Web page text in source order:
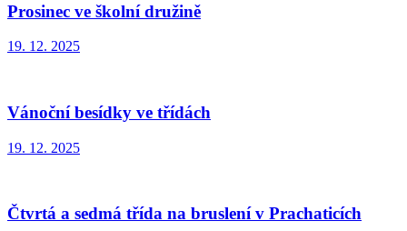
Prosinec ve školní družině
19. 12. 2025
Vánoční besídky ve třídách
19. 12. 2025
Čtvrtá a sedmá třída na bruslení v Prachaticích